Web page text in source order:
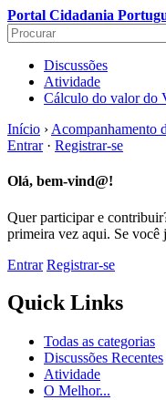
Portal Cidadania
Discussões
Atividade
Cálculo do valor do
Início › Acompanhamento
Entrar · Registrar-se
Olá, bem-vind@!
Quer participar e
primeira vez aqui. Se você
Entrar Registrar-se
Quick Links
Todas as categorias
Discussões Recentes
Atividade
O Melhor...